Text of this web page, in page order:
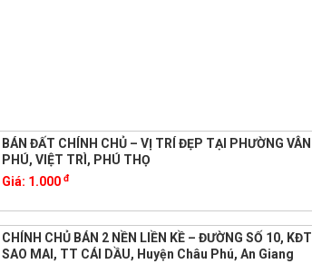
BÁN ĐẤT CHÍNH CHỦ – VỊ TRÍ ĐẸP TẠI PHƯỜNG VÂN
PHÚ, VIỆT TRÌ, PHÚ THỌ
Giá: 1.000đ
CHÍNH CHỦ BÁN 2 NỀN LIỀN KỀ – ĐƯỜNG SỐ 10, KĐT
SAO MAI, TT CÁI DẦU, Huyện Châu Phú, An Giang